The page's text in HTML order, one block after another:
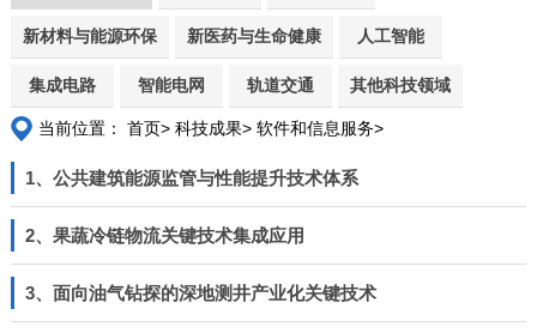
新材料与能源环保 新医药与生命健康 人工智能
集成电路 智能电网 轨道交通 其他科技领域
当前位置： 首页> 科技成果> 软件和信息服务>
1、公共建筑能源监管与性能提升技术体系
2、果蔬冷链物流关键技术集成应用
3、面向油气钻探的深地测井产业化关键技术